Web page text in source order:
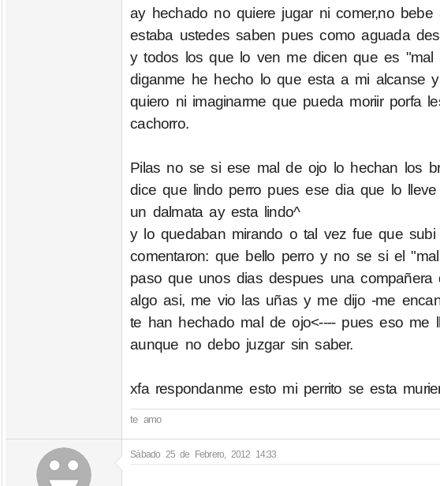
ay hechado no quiere jugar ni comer,no
estaba ustedes saben pues como aguada
y todos los que lo ven me dicen que es
diganme he hecho lo que esta a mi alcanse
quiero ni imaginarme que pueda moriir porfa
cachorro.
Pilas no se si ese mal de ojo lo hechan los
dice que lindo perro pues ese dia que lo
un dalmata ay esta lindo^
y lo quedaban mirando o tal vez fue que
comentaron: que bello perro y no se si el
paso que unos dias despues una
algo asi, me vio las uñas y me dijo -me
te han hechado mal de ojo<---- pues eso
aunque no debo juzgar sin saber.
xfa respondanme esto mi perrito se esta
te amo
Sábado 25 de Febrero, 2012 14:33